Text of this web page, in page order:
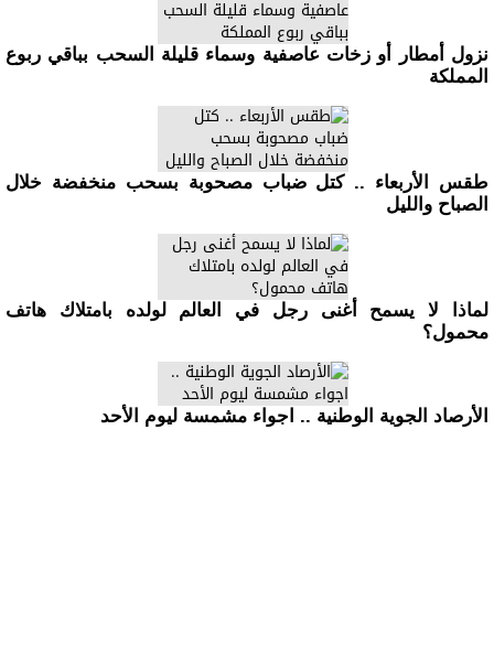
نزول أمطار أو زخات عاصفية وسماء قليلة السحب بباقي ربوع
المملكة
طقس الأربعاء .. كتل ضباب مصحوبة بسحب منخفضة خلال
الصباح والليل
لماذا لا يسمح أغنى رجل في العالم لولده بامتلاك هاتف
محمول؟
الأرصاد الجوية الوطنية .. اجواء مشمسة ليوم الأحد